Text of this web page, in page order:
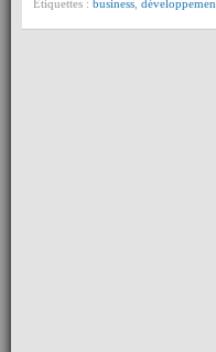
Étiquettes : business